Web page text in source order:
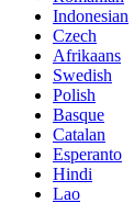
Indonesian
Czech
Afrikaans
Swedish
Polish
Basque
Catalan
Esperanto
Hindi
Lao